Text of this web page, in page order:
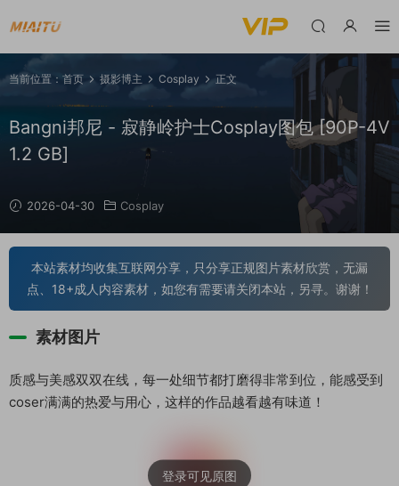
当前位置： 首页 摄影博主 Cosplay 正文
Bangni邦尼 - 寂静岭护士Cosplay图包 [90P-4V
1.2 GB]
2026-04-30 Cosplay
本站素材均收集互联网分享，只分享正规图片素材欣赏，无漏
点、18+成人内容素材，如您有需要请关闭本站，另寻。谢谢！
素材图片
质感与美感双双在线，每一处细节都打磨得非常到位，能感受到
coser满满的热爱与用心，这样的作品越看越有味道！